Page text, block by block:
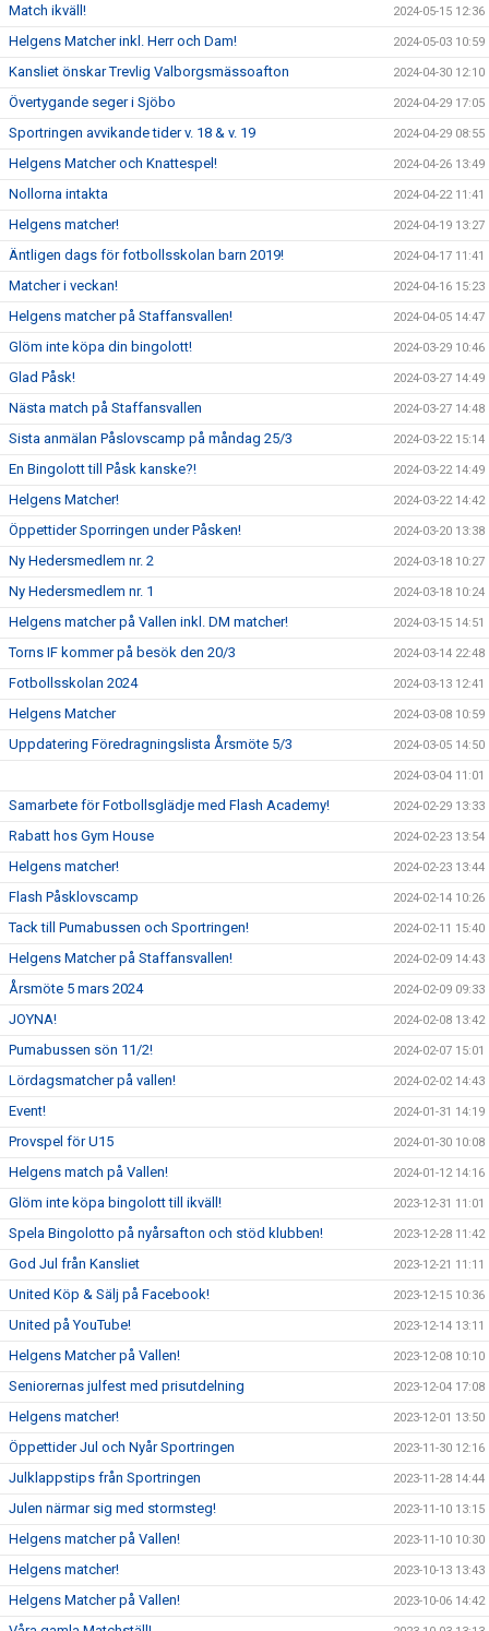
Match ikväll! 2024-05-15 12:36
Helgens Matcher inkl. Herr och Dam! 2024-05-03 10:59
Kansliet önskar Trevlig Valborgsmässoafton 2024-04-30 12:10
Övertygande seger i Sjöbo 2024-04-29 17:05
Sportringen avvikande tider v. 18 & v. 19 2024-04-29 08:55
Helgens Matcher och Knattespel! 2024-04-26 13:49
Nollorna intakta 2024-04-22 11:41
Helgens matcher! 2024-04-19 13:27
Äntligen dags för fotbollsskolan barn 2019! 2024-04-17 11:41
Matcher i veckan! 2024-04-16 15:23
Helgens matcher på Staffansvallen! 2024-04-05 14:47
Glöm inte köpa din bingolott! 2024-03-29 10:46
Glad Påsk! 2024-03-27 14:49
Nästa match på Staffansvallen 2024-03-27 14:48
Sista anmälan Påslovscamp på måndag 25/3 2024-03-22 15:14
En Bingolott till Påsk kanske?! 2024-03-22 14:49
Helgens Matcher! 2024-03-22 14:42
Öppettider Sporringen under Påsken! 2024-03-20 13:38
Ny Hedersmedlem nr. 2 2024-03-18 10:27
Ny Hedersmedlem nr. 1 2024-03-18 10:24
Helgens matcher på Vallen inkl. DM matcher! 2024-03-15 14:51
Torns IF kommer på besök den 20/3 2024-03-14 22:48
Fotbollsskolan 2024 2024-03-13 12:41
Helgens Matcher 2024-03-08 10:59
Uppdatering Föredragningslista Årsmöte 5/3 2024-03-05 14:50
2024-03-04 11:01
Samarbete för Fotbollsglädje med Flash Academy! 2024-02-29 13:33
Rabatt hos Gym House 2024-02-23 13:54
Helgens matcher! 2024-02-23 13:44
Flash Påsklovscamp 2024-02-14 10:26
Tack till Pumabussen och Sportringen! 2024-02-11 15:40
Helgens Matcher på Staffansvallen! 2024-02-09 14:43
Årsmöte 5 mars 2024 2024-02-09 09:33
JOYNA! 2024-02-08 13:42
Pumabussen sön 11/2! 2024-02-07 15:01
Lördagsmatcher på vallen! 2024-02-02 14:43
Event! 2024-01-31 14:19
Provspel för U15 2024-01-30 10:08
Helgens match på Vallen! 2024-01-12 14:16
Glöm inte köpa bingolott till ikväll! 2023-12-31 11:01
Spela Bingolotto på nyårsafton och stöd klubben! 2023-12-28 11:42
God Jul från Kansliet 2023-12-21 11:11
United Köp & Sälj på Facebook! 2023-12-15 10:36
United på YouTube! 2023-12-14 13:11
Helgens Matcher på Vallen! 2023-12-08 10:10
Seniorernas julfest med prisutdelning 2023-12-04 17:08
Helgens matcher! 2023-12-01 13:50
Öppettider Jul och Nyår Sportringen 2023-11-30 12:16
Julklappstips från Sportringen 2023-11-28 14:44
Julen närmar sig med stormsteg! 2023-11-10 13:15
Helgens matcher på Vallen! 2023-11-10 10:30
Helgens matcher! 2023-10-13 13:43
Helgens Matcher på Vallen! 2023-10-06 14:42